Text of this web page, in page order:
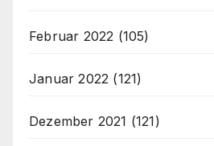
Februar 2022 (105)
Januar 2022 (121)
Dezember 2021 (121)